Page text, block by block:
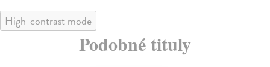
High-contrast mode
Podobné tituly